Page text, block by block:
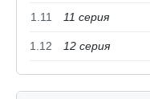
1.11 11 cерия
1.12 12 cерия